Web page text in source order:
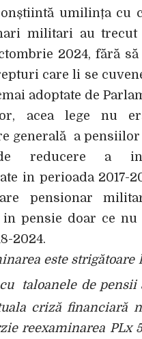
umilința cu
militari au
2024, fără
care li se
adoptate de
acea lege nu
generală a
reducere a
in perioada 2017-
pensionar
in pensie doar ce
2024.
este strigătoare
taloanele de pensii
criză financiară
reexaminarea PLx